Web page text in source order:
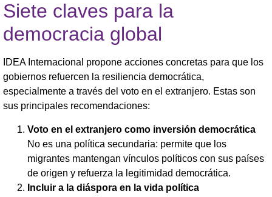
Siete claves para la
democracia global
IDEA Internacional propone acciones concretas para que los
gobiernos refuercen la resiliencia democrática,
especialmente a través del voto en el extranjero. Estas son
sus principales recomendaciones:
Voto en el extranjero como inversión democrática
No es una política secundaria: permite que los
migrantes mantengan vínculos políticos con sus países
de origen y refuerza la legitimidad democrática.
Incluir a la diáspora en la vida política